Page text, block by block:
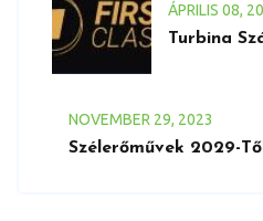
ÁPRILIS 08,
Turbina
NOVEMBER 29, 2023
Szélerőművek 2029-Től